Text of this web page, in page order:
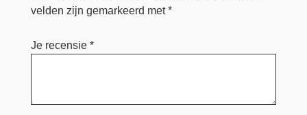
velden zijn gemarkeerd met*
Je recensie *